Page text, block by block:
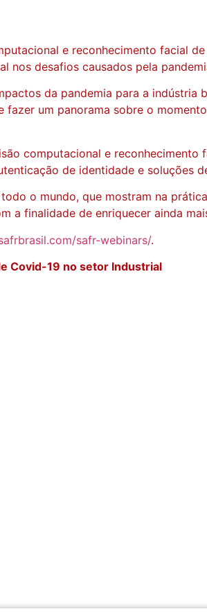
e reconhecimento facial
desafios causados pela
da pandemia para a
um panorama sobre o
computacional e reconhecimento
de identidade e soluções
o mundo, que mostram na
a finalidade de enriquecer ainda
safr-webinars/.
Covid-19 no setor Industrial